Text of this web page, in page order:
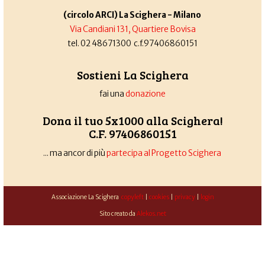
(circolo ARCI) La Scighera - Milano
Via Candiani 131, Quartiere Bovisa
tel. 02 48671300 c.f.97406860151
Sostieni La Scighera
fai unadonazione
Dona il tuo 5x1000 alla Scighera!
C.F. 97406860151
... ma ancor di piùpartecipa al Progetto Scighera
Associazione La Scighera copyleft| cookies| privacy| login
Sito creato da Alekos.net